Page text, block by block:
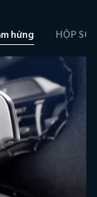
hứng HỘP SỐ